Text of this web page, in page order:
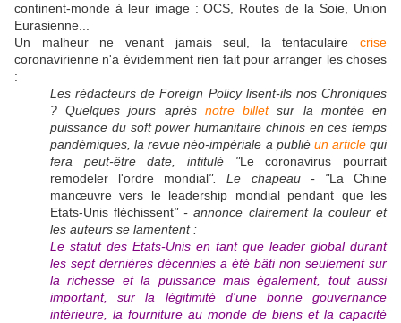
continent-monde à leur image : OCS, Routes de la Soie, Union
Eurasienne...
Un malheur ne venant jamais seul, la tentaculaire crise
coronavirienne n'a évidemment rien fait pour arranger les choses
:
Les rédacteurs de Foreign Policy lisent-ils nos Chroniques
? Quelques jours après notre billetsur la montée en
puissance du soft power humanitaire chinois en ces temps
pandémiques, la revue néo-impériale a publié un articlequi
fera peut-être date, intitulé "Le coronavirus pourrait
remodeler l'ordre mondial". Le chapeau - "La Chine
manœuvre vers le leadership mondial pendant que les
Etats-Unis fléchissent" - annonce clairement la couleur et
les auteurs se lamentent :
Le statut des Etats-Unis en tant que leader global durant
les sept dernières décennies a été bâti non seulement sur
la richesse et la puissance mais également, tout aussi
important, sur la légitimité d'une bonne gouvernance
intérieure, la fourniture au monde de biens et la capacité